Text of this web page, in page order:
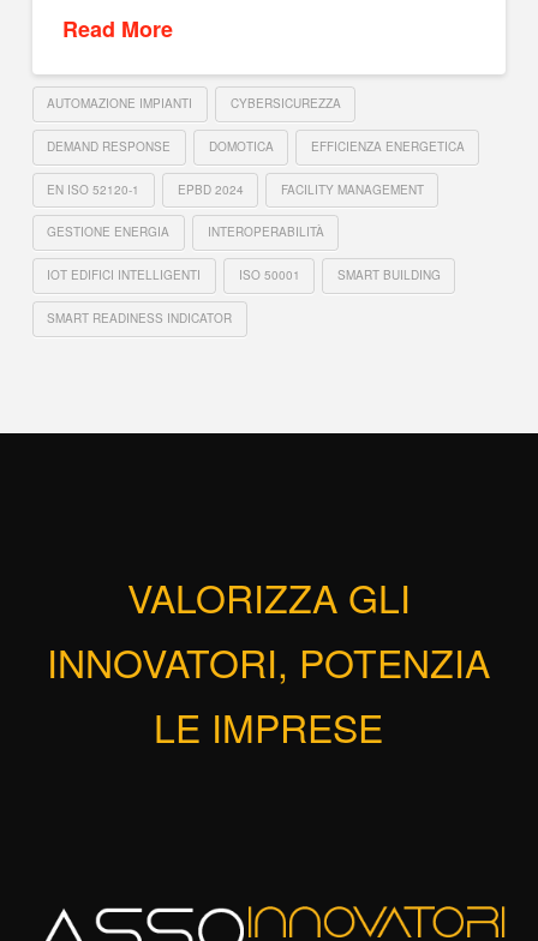
Read More
AUTOMAZIONE IMPIANTI CYBERSICUREZZA
DEMAND RESPONSE DOMOTICA EFFICIENZA ENERGETICA
EN ISO 52120-1 EPBD 2024 FACILITY MANAGEMENT
GESTIONE ENERGIA INTEROPERABILITÀ
IOT EDIFICI INTELLIGENTI ISO 50001 SMART BUILDING
SMART READINESS INDICATOR
VALORIZZA GLI
INNOVATORI, POTENZIA
LE IMPRESE